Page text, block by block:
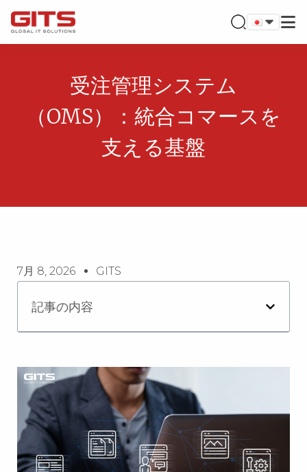
受注管理システム
（OMS）：統合コマースを
支える基盤
7月 8, 2026 GITS
記事の内容